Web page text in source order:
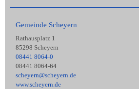
Gemeinde Scheyern
Rathausplatz 1
85298 Scheyern
08441 8064-0
08441 8064-64
scheyern@scheyern.de
www.scheyern.de